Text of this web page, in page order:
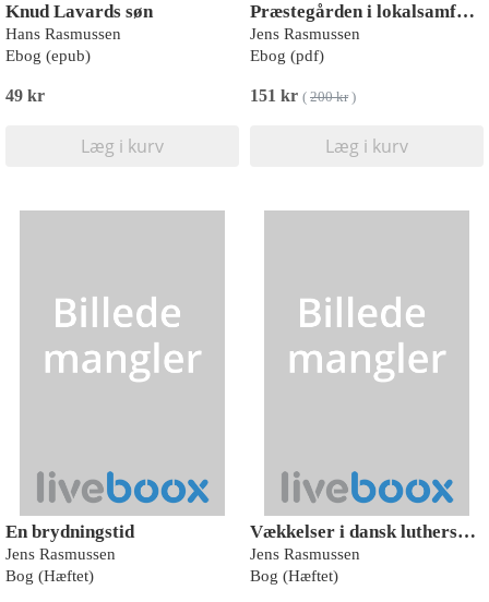
Knud Lavards søn
Hans Rasmussen
Ebog (epub)
49 kr
Læg i kurv
Præstegården i lokalsamfundet
Jens Rasmussen
Ebog (pdf)
151 kr ( 200 kr)
Læg i kurv
En brydningstid
Jens Rasmussen
Bog (Hæftet)
Vækkelser i dansk luthersk fælleskultur
Jens Rasmussen
Bog (Hæftet)